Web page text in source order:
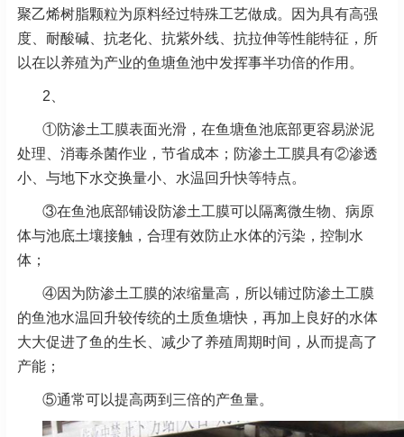
聚乙烯树脂颗粒为原料经过特殊工艺做成。因为具有高强
度、耐酸碱、抗老化、抗紫外线、抗拉伸等性能特征，所
以在以养殖为产业的鱼塘鱼池中发挥事半功倍的作用。
2、
①防渗土工膜表面光滑，在鱼塘鱼池底部更容易淤泥
处理、消毒杀菌作业，节省成本；防渗土工膜具有②渗透
小、与地下水交换量小、水温回升快等特点。
③在鱼池底部铺设防渗土工膜可以隔离微生物、病原
体与池底土壤接触，合理有效防止水体的污染，控制水
体；
④因为防渗土工膜的浓缩量高，所以铺过防渗土工膜
的鱼池水温回升较传统的土质鱼塘快，再加上良好的水体
大大促进了鱼的生长、减少了养殖周期时间，从而提高了
产能；
⑤通常可以提高两到三倍的产鱼量。